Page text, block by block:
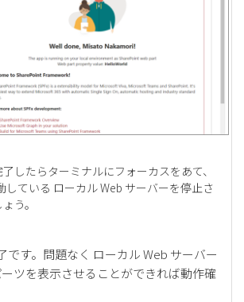
したらターミナルにフォーカスをあて、
している ローカル Web サーバーを停止さ
う。
です。問題なく ローカル Web サーバー
ツを表示させることができれば動作確